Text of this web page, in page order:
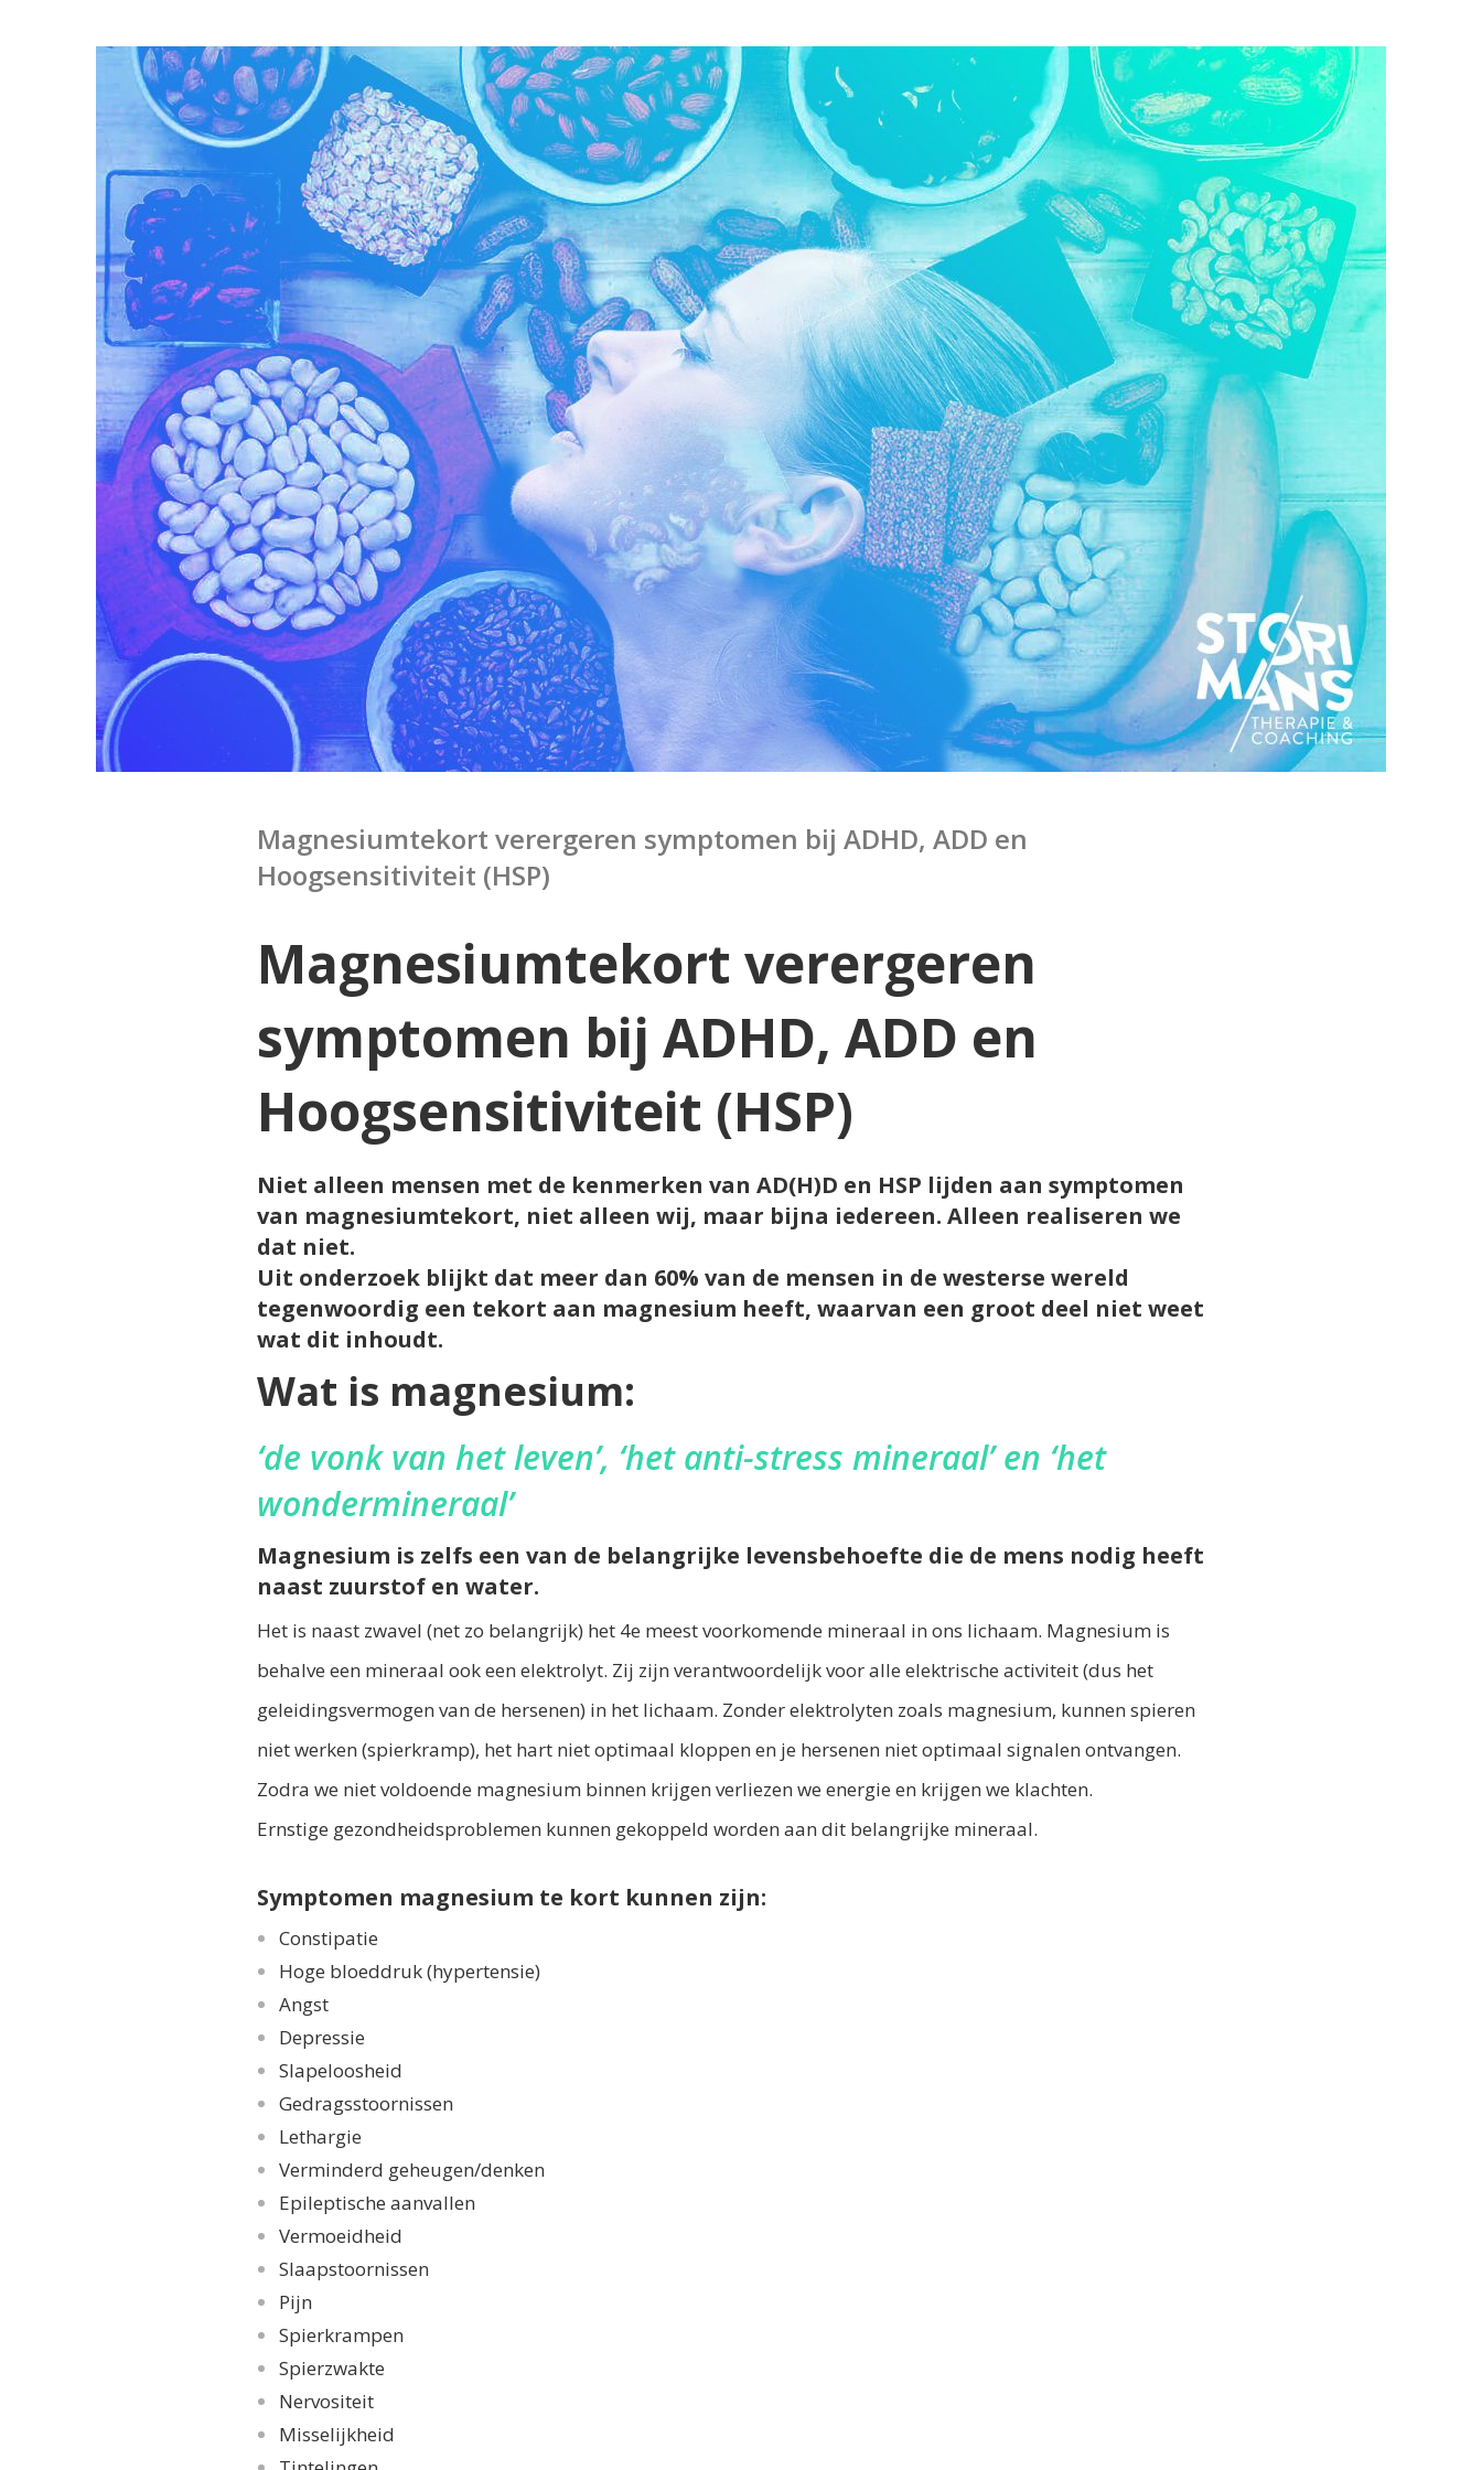
Magnesiumtekort verergeren symptomen bij ADHD, ADD en
Hoogsensitiviteit (HSP)
Magnesiumtekort verergeren
symptomen bij ADHD, ADD en
Hoogsensitiviteit (HSP)
Niet alleen mensen met de kenmerken van AD(H)D en HSP lijden aan symptomen
van magnesiumtekort, niet alleen wij, maar bijna iedereen.Alleen realiseren we
dat niet.
Uit onderzoek blijkt dat meer dan 60% van de mensen in de westerse wereld
tegenwoordig een tekort aan magnesium heeft, waarvan een groot deel niet weet
wat dit inhoudt.
Wat is magnesium:
‘de vonk van het leven’, ‘het anti-stress mineraal’ en ‘het
wondermineraal’
Magnesium is zelfs een van de belangrijke levensbehoefte die de mens nodig heeft
naast zuurstof en water.
Het is naast zwavel (net zo belangrijk) het 4e meest voorkomende mineraal in ons lichaam. Magnesium is
behalve een mineraal ook een elektrolyt. Zij zijn verantwoordelijk voor alle elektrische activiteit (dus het
geleidingsvermogen van de hersenen) in het lichaam. Zonder elektrolyten zoals magnesium, kunnen spieren
niet werken (spierkramp), het hart niet optimaal kloppen en je hersenen niet optimaal signalen ontvangen.
Zodra we niet voldoende magnesium binnen krijgen verliezen we energie en krijgen we klachten.
Ernstige gezondheidsproblemen kunnen gekoppeld worden aan dit belangrijke mineraal.
Symptomen magnesium te kort kunnen zijn:
Constipatie
Hoge bloeddruk (hypertensie)
Angst
Depressie
Slapeloosheid
Gedragsstoornissen
Lethargie
Verminderd geheugen/denken
Epileptische aanvallen
Vermoeidheid
Slaapstoornissen
Pijn
Spierkrampen
Spierzwakte
Nervositeit
Misselijkheid